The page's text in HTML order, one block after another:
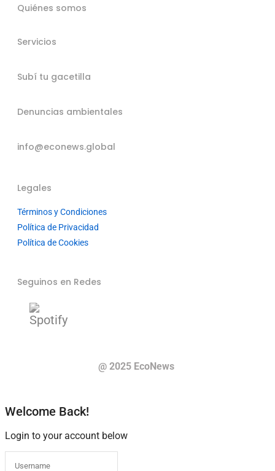
Quiénes somos
Servicios
Subí tu gacetilla
Denuncias ambientales
info@econews.global
Legales
Términos y Condiciones
Política de Privacidad
Política de Cookies
Seguinos en Redes
@ 2025 EcoNews
Welcome Back!
Login to your account below